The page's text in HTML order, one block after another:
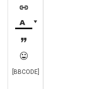





[BBCODE]